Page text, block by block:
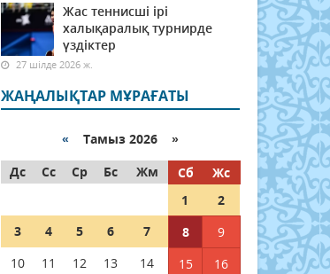
Жас теннисші ірі
халықаралық турнирде
үздіктер
27 шілде 2026 ж.
ЖАҢАЛЫҚТАР МҰРАҒАТЫ
« Тамыз 2026 »
Дс
Сс Ср Бс Жм Сб
Жс
1
2
3
4 5 6 7 8
9
10
11 12 13 14 15
16